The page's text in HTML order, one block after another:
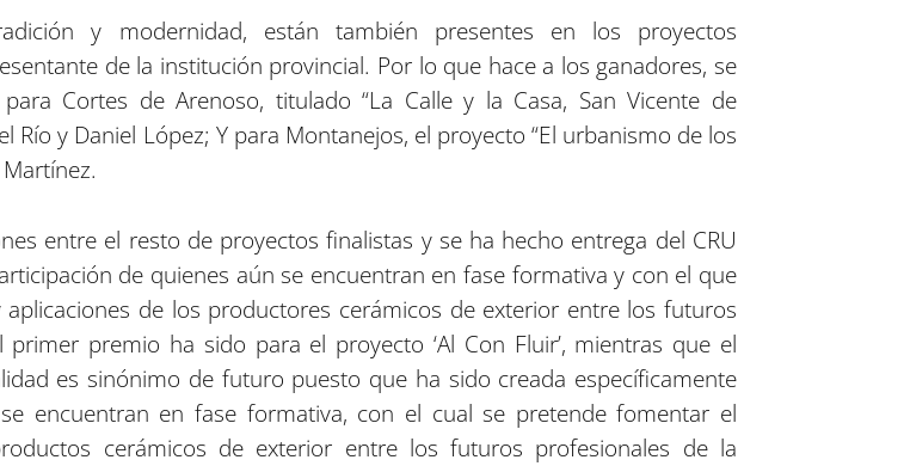
y modernidad, están también presentes en los proyectos
de la institución provincial. Por lo que hace a los ganadores, se
Cortes de Arenoso, titulado “La Calle y la Casa, San Vicente de
Río y Daniel López; Y para Montanejos, el proyecto “El urbanismo de los
entre el resto de proyectos finalistas y se ha hecho entrega del CRU
de quienes aún se encuentran en fase formativa y con el que
de los productores cerámicos de exterior entre los futuros
premio ha sido para el proyecto ‘Al Con Fluir’, mientras que el
es sinónimo de futuro puesto que ha sido creada específicamente
encuentran en fase formativa, con el cual se pretende fomentar el
cerámicos de exterior entre los futuros profesionales de la